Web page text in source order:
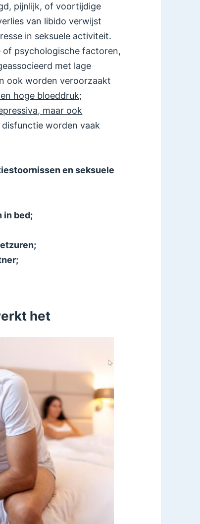
pijnlijk, of voortijdige
van libido verwijst
in seksuele activiteit.
of psychologische factoren,
met lage
ook worden veroorzaakt
hoge bloeddruk;
maar ook
disfunctie worden vaak
en seksuele
in bed;
het